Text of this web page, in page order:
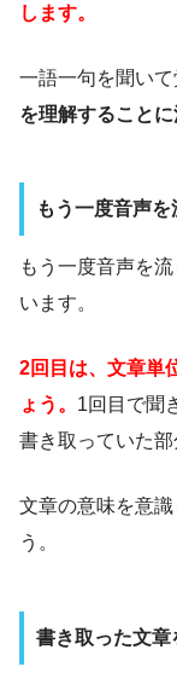
します。
一語一句を聞いて
を理解すること
もう一度音声を
もう一度音声を
います。
2回目は、文章単
ょう。 1回目で聞
書き取っていた部
文章の意味を意
う。
書き取った文章